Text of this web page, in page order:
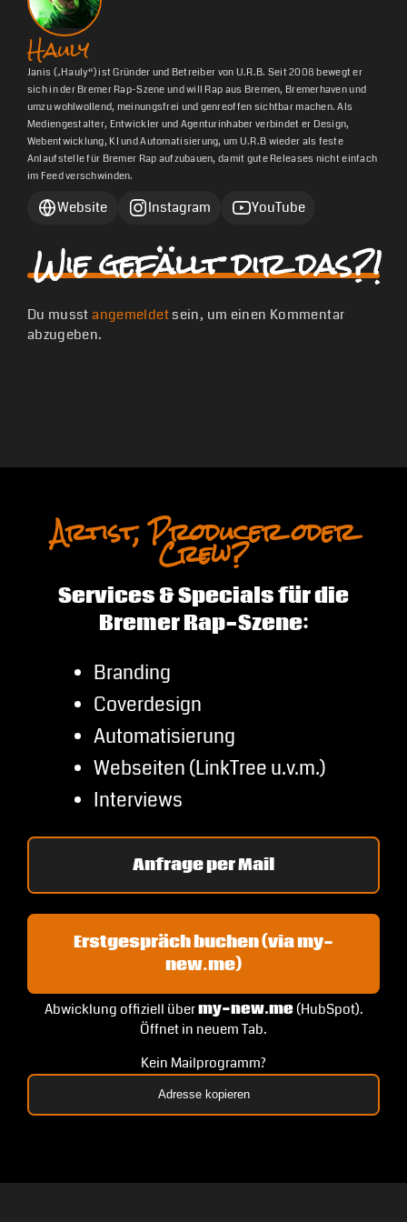
Hauly
Janis („Hauly“) ist Gründer und Betreiber von U.R.B. Seit 2008 bewegt er
sich in der Bremer Rap-Szene und will Rap aus Bremen, Bremerhaven und
umzu wohlwollend, meinungsfrei und genreoffen sichtbar machen. Als
Mediengestalter, Entwickler und Agenturinhaber verbindet er Design,
Webentwicklung, KI und Automatisierung, um U.R.B wieder als feste
Anlaufstelle für Bremer Rap aufzubauen, damit gute Releases nicht einfach
im Feed verschwinden.
Website Instagram YouTube
Wie gefällt dir das?!
Du musstangemeldetsein, um einen Kommentar
abzugeben.
Artist, Producer oder
Crew?
Services & Specials für die
Bremer Rap-Szene:
Branding
Coverdesign
Automatisierung
Webseiten (LinkTree u.v.m.)
Interviews
Anfrage per Mail
Erstgespräch buchen (via my-
new.me)
Abwicklung offiziell übermy-new.me(HubSpot).
Öffnet in neuem Tab.
Kein Mailprogramm?
Adresse kopieren